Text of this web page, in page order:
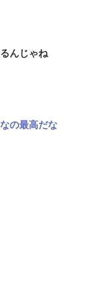
んじゃね
の最高だな